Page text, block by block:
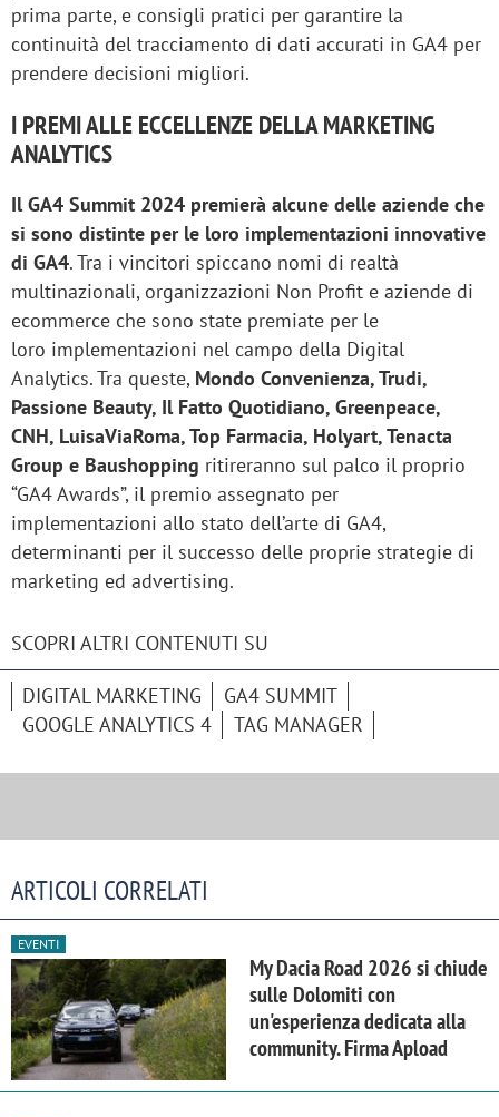
prima parte, e consigli pratici per garantire la
continuità del tracciamento di dati accurati in GA4 per
prendere decisioni migliori.
I PREMI ALLE ECCELLENZE DELLA MARKETING
ANALYTICS
Il GA4 Summit 2024 premierà alcune delle aziende che
si sono distinte per le loro implementazioni innovative
di GA4. Tra i vincitori spiccano nomi di realtà
multinazionali, organizzazioni Non Profit e aziende di
ecommerce che sono state premiate per le
loro implementazioni nel campo della Digital
Analytics. Tra queste, Mondo Convenienza, Trudi,
Passione Beauty, Il Fatto Quotidiano, Greenpeace,
CNH, LuisaViaRoma, Top Farmacia, Holyart, Tenacta
Group e Baushopping ritireranno sul palco il proprio
“GA4 Awards”, il premio assegnato per
implementazioni allo stato dell’arte di GA4,
determinanti per il successo delle proprie strategie di
marketing ed advertising.
SCOPRI ALTRI CONTENUTI SU
DIGITAL MARKETING
GA4 SUMMIT
GOOGLE ANALYTICS 4
TAG MANAGER
ARTICOLI CORRELATI
EVENTI
My Dacia Road 2026 si chiude
sulle Dolomiti con
un'esperienza dedicata alla
community. Firma Apload